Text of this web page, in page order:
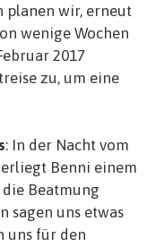
planen wir, erneut
wenige Wochen
2017
zu, um eine
: In der Nacht vom
erliegt Benni einem
Beatmung
sagen uns etwas
uns für den